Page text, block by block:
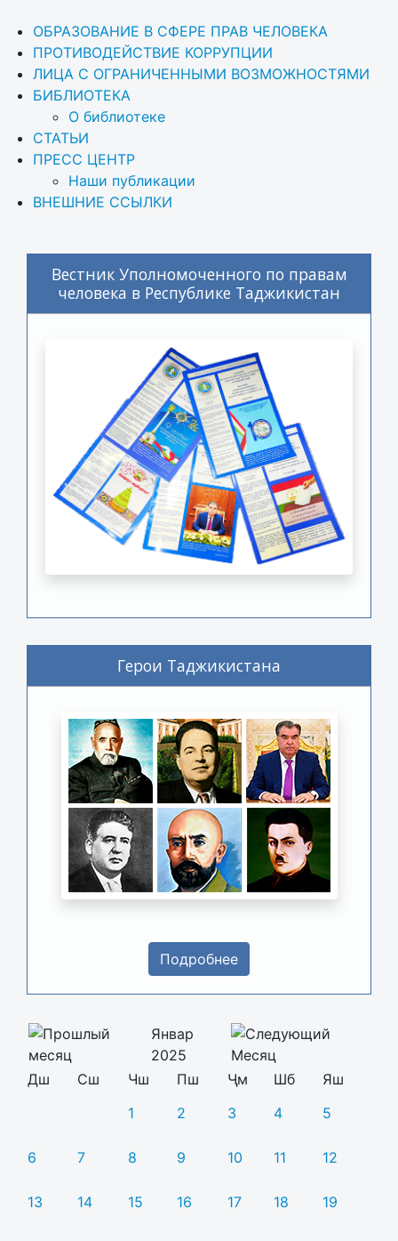
ОБРАЗОВАНИЕ В СФЕРЕ ПРАВ ЧЕЛОВЕКА
ПРОТИВОДЕЙСТВИЕ КОРРУПЦИИ
ЛИЦА С ОГРАНИЧЕННЫМИ ВОЗМОЖНОСТЯМИ
БИБЛИОТЕКА
О библиотеке
СТАТЬИ
ПРЕСС ЦЕНТР
Наши публикации
ВНЕШНИЕ ССЫЛКИ
Вестник Уполномоченного по правам
человека в Республике Таджикистан
Герои Таджикистана
Подробнее
Январ
2025
Дш
Сш Чш Пш Ҷм Шб
Яш
1
2 3 4 5
6 7 8 9 10 11 12
13 14 15 16 17 18 19